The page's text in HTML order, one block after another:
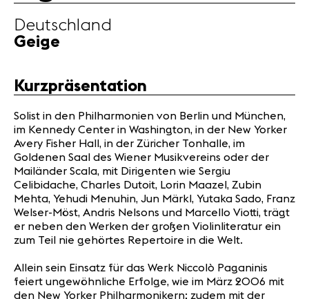
Partner
Konzerte
Medien
Presse
Jobs
Über uns
Impressum
Kontakt
Deutschland
Geige
Kurzpräsentation
Solist in den Philharmonien von Berlin und München,
im Kennedy Center in Washington, in der New Yorker
Avery Fisher Hall, in der Züricher Tonhalle, im
Goldenen Saal des Wiener Musikvereins oder der
Mailänder Scala, mit Dirigenten wie Sergiu
Celibidache, Charles Dutoit, Lorin Maazel, Zubin
Mehta, Yehudi Menuhin, Jun Märkl, Yutaka Sado, Franz
Welser-Möst, Andris Nelsons und Marcello Viotti, trägt
er neben den Werken der großen Violinliteratur ein
zum Teil nie gehörtes Repertoire in die Welt.
Allein sein Einsatz für das Werk Niccolò Paganinis
feiert ungewöhnliche Erfolge, wie im März 2006 mit
den New Yorker Philharmonikern; zudem mit der